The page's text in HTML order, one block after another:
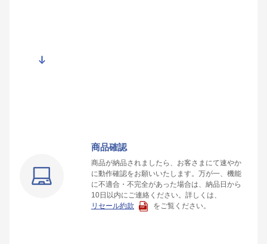
商品確認
商品が納品されましたら、お客さまにて速やか
に動作確認をお願いいたします。万が一、機能
に不適合・不完全があった場合は、納品日から
10日以内にご連絡ください。詳しくは、
リセール約款
をご覧ください。